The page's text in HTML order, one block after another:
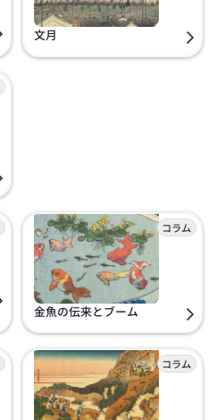
文月
金魚の伝来とブーム